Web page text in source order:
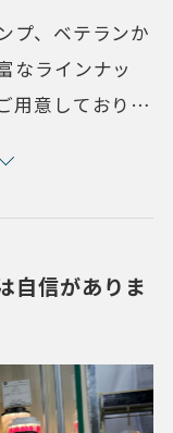
プ、ベテランか
なラインナッ
用意しておりま
自信がありま